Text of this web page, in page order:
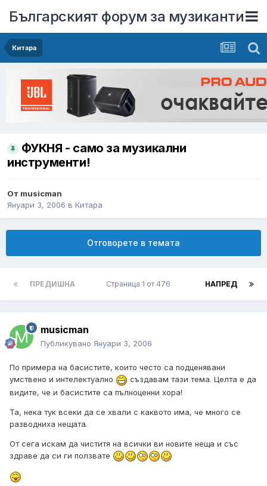
Българският форум за музиканти
Китара
ФУКНЯ - само за музикални
инструменти!
От musicman
Януари 3, 2006 в Китара
Отговорете в темата
ПРЕДИШНА НАПРЕД
Страница 1 от 476
musicman
Публикувано Януари 3, 2006
По примера на басистите, които често са подценявани
умствено и интелектуално
създавам тази тема. Целта е да
видите, че и басистите са пълноценни хора!
Та, нека тук всеки да се хвали с каквото има, че много се
разводниха нещата.
От сега искам да чиститя на всички ви новите неща и със
здраве да си ги ползвате